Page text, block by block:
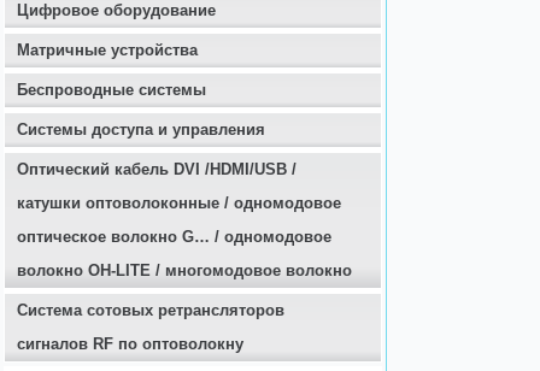
Цифровое оборудование
Матричные устройства
Беспроводные системы
Системы доступа и управления
Оптичеcкий кабель DVI /HDMI/USB /
катушки оптоволоконные / одномодовое
оптическое волокно G… / одномодовое
волокно OH-LITE / многомодовое волокно
Система сотовых ретрансляторов
сигналов RF по оптоволокну